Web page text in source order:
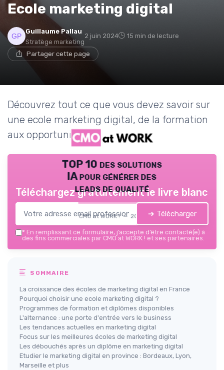
Ecole marketing digital
Guillaume Pallau
Stratège marketing
2 juin 2024 15 min de lecture
Partager cette page
Découvrez tout ce que vous devez savoir sur
une ecole marketing digital, de la formation
aux opportunités de carrière.
TOP 10 des solutions
IA pour générer des
leads de qualité
CMO at WORK ! — 2026
Téléchargez gratuitement le livre blanc
➔ Télécharger
* En remplissant ce formulaire, j’accepte d’être contacté(e) à
des fins commerciales par CMO at WORK ! et ses partenaires.
SOMMAIRE
La croissance des écoles de marketing digital en France
Pourquoi choisir une ecole marketing digital ?
Programmes de formation et diplômes disponibles
L'alternance : une porte d'entrée vers le business
Les tendances actuelles en marketing digital
Focus sur les meilleures écoles de marketing digital
Les débouchés après un diplôme en marketing digital
Etudier le marketing digital en province : Bordeaux, Lyon,
Marseille et plus